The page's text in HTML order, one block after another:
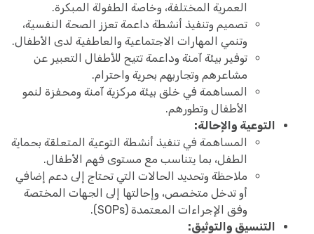
العمرية المختلفة، وخاصة الطفولة المبكرة.
تصميم وتنفيذ أنشطة داعمة تعزز الصحة النفسية،
وتنمي المهارات الاجتماعية والعاطفية لدى الأطفال.
توفير بيئة آمنة وداعمة تتيح للأطفال التعبير عن
مشاعرهم وتجاربهم بحرية واحترام.
المساهمة في خلق بيئة مركزية آمنة ومحفزة لنمو
الأطفال وتطورهم.
التوعية والإحالة:
المساهمة في تنفيذ أنشطة التوعية المتعلقة بحماية
الطفل، بما يتناسب مع مستوى فهم الأطفال.
ملاحظة وتحديد الحالات التي تحتاج إلى دعم إضافي
أو تدخل متخصص، وإحالتها إلى الجهات المختصة
وفق الإجراءات المعتمدة (SOPs).
التنسيق والتوثيق: